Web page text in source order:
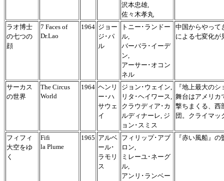
沢本忠雄,
佐々木孝丸
ラオ博士
の七つの
顔
7 Faces of
Dr.Lao
1964 ジョー
ジ･パ
ル
トニー･ランドー
ル,
バーバラ･イーデ
ン,
アーサー･オコン
ネル
中国からやって
による七変化が
サーカス
の世界
The Circus
World
1964 ヘンリ
ー･ハ
サウェ
イ
ジョン･ウェイン,
リタ･ヘイワース,
クラウディア･カ
ルディナーレ, ジ
ョン･スミス
『地上最大の
舞台はアメリカ
撃ちまくる、西
団。クライマッ
フィフィ
大空をゆ
く
Fifi
la Plume
1965 アルベ
ール･
ラモリ
ス
フィリップ･アブ
ロン,
ミレーユ･ネーグ
ル,
アンリ･ランベー
『赤い風船』